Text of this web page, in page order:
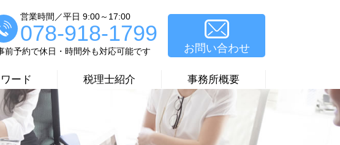
営業時間／平日 9:00～17:00
078-918-1799
前予約で休日・時間外も対応可能です お問い合わせ
ード 税理士紹介 事務所概要